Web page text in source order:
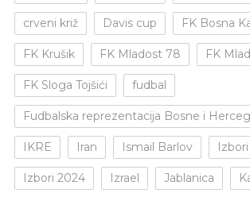
crveni križ Davis cup FK Bosna
FK Krušik FK Mladost 78 FK
FK Sloga Tojšići fudbal
Fudbalska reprezentacija Bosne i
IKRE Iran Ismail Barlov Izbori
Izbori 2024 Izrael Jablanica